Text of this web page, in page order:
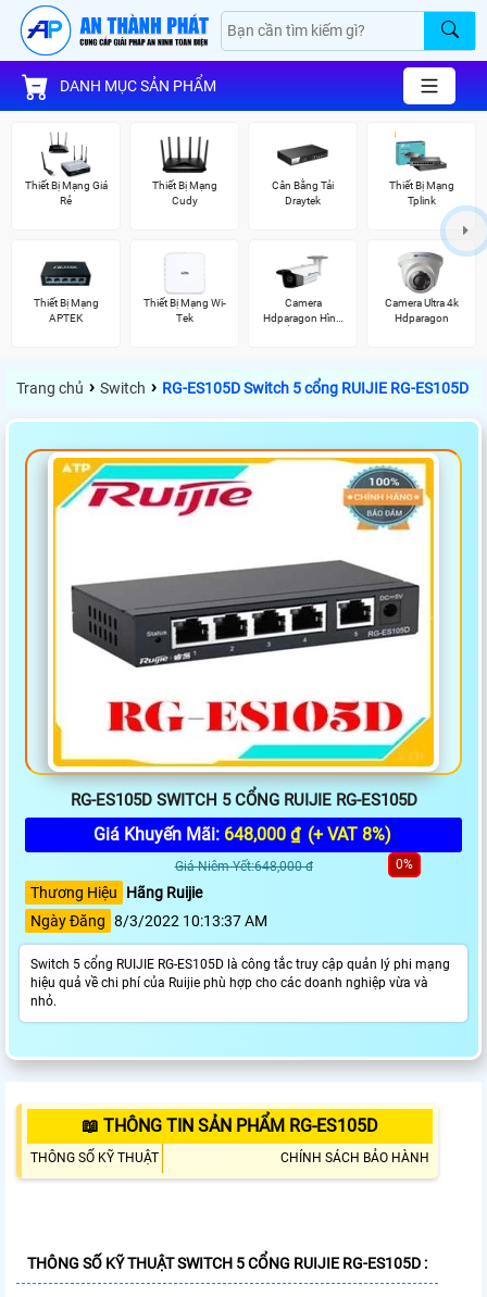
DANH MỤC SẢN PHẨM
Thiết Bị Mạng Giá
Rẻ
Thiết Bị Mạng
Cudy
Cân Bằng Tải
Draytek
Thiết Bị Mạng
Tplink
Thiết Bị Mạng
APTEK
Thiết Bị Mạng Wi-
Tek
Camera
Hdparagon Hình
Camera Ultra 4k
Hdparagon
Trang chủ › Switch › RG-ES105D Switch 5 cổng RUIJIE RG-ES105D
RG-ES105D SWITCH 5 CỔNG RUIJIE RG-ES105D
Giá Khuyến Mãi: 648,000 ₫ (+ VAT 8%)
Giá Niêm Yết:648,000 đ 0%
Thương Hiệu
Hãng Ruijie
Ngày Đăng 8/3/2022 10:13:37 AM
Switch 5 cổng RUIJIE RG-ES105D là công tắc truy cập quản lý phi mạng
hiệu quả về chi phí của Ruijie phù hợp cho các doanh nghiệp vừa và
nhỏ.
📖 THÔNG TIN SẢN PHẨM RG-ES105D
THÔNG SỐ KỸ THUẬT CHÍNH SÁCH BẢO HÀNH
THÔNG SỐ KỸ THUẬT SWITCH 5 CỔNG RUIJIE RG-ES105D :